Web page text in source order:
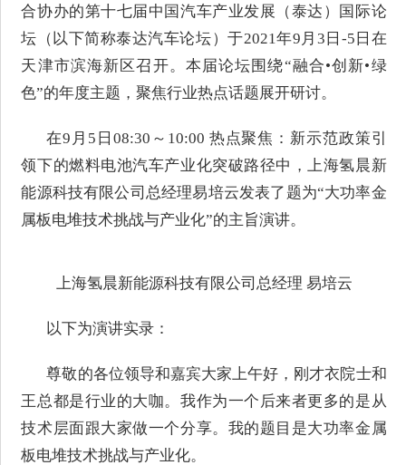
合协办的第十七届中国汽车产业发展（泰达）国际论
坛（以下简称泰达汽车论坛）于2021年9月3日-5日在
天津市滨海新区召开。本届论坛围绕“融合•创新•绿
色”的年度主题，聚焦行业热点话题展开研讨。
在9月5日08:30～10:00 热点聚焦：新示范政策引
领下的燃料电池汽车产业化突破路径中，上海氢晨新
能源科技有限公司总经理易培云发表了题为“大功率金
属板电堆技术挑战与产业化”的主旨演讲。
上海氢晨新能源科技有限公司总经理 易培云
以下为演讲实录：
尊敬的各位领导和嘉宾大家上午好，刚才衣院士和
王总都是行业的大咖。我作为一个后来者更多的是从
技术层面跟大家做一个分享。我的题目是大功率金属
板电堆技术挑战与产业化。